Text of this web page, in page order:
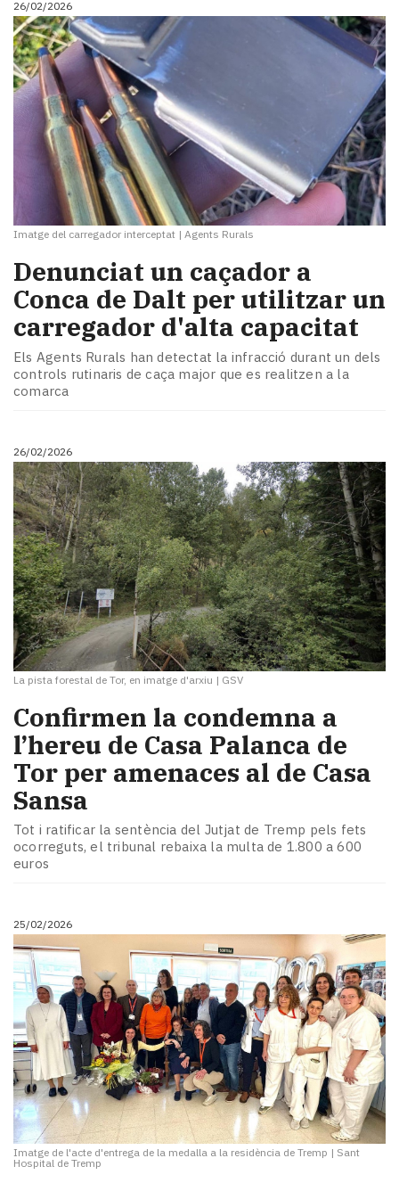
i
turisme
Cultura
Esports
Mai
tant!
TV
mitjans
temps
Reportatges
Entrevistes
Enquestes
A
escena!
Dis
la
teva!
newsletter
del
Pallars
Contingut
patrocinat
Lo
més
llegit...
Editorial
26/02/2026
Imatge del carregador interceptat | Agents Rurals
Denunciat un caçador a
Conca de Dalt per utilitzar un
carregador d'alta capacitat
Els Agents Rurals han detectat la infracció durant un dels
controls rutinaris de caça major que es realitzen a la
comarca
26/02/2026
La pista forestal de Tor, en imatge d'arxiu | GSV
Confirmen la condemna a
l’hereu de Casa Palanca de
Tor per amenaces al de Casa
Sansa
Tot i ratificar la sentència del Jutjat de Tremp pels fets
ocorreguts, el tribunal rebaixa la multa de 1.800 a 600
euros
25/02/2026
Imatge de l'acte d'entrega de la medalla a la residència de Tremp | Sant
Hospital de Tremp